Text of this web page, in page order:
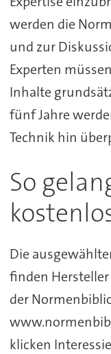
werden die
und zur
Experten
Inhalte
fünf Jahre
Technik hin
So
Die
finden
der
klicken